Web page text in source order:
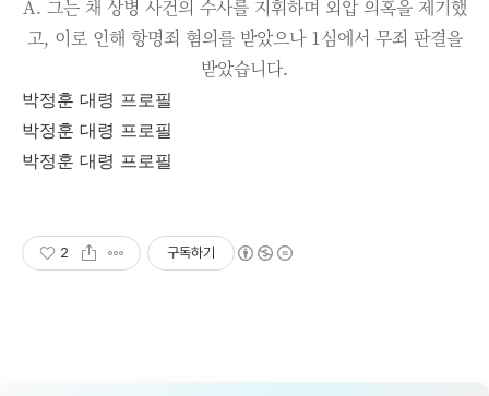
A. 그는 채 상병 사건의 수사를 지휘하며 외압 의혹을 제기했
고, 이로 인해 항명죄 혐의를 받았으나 1심에서 무죄 판결을
받았습니다.
박정훈 대령 프로필
박정훈 대령 프로필
박정훈 대령 프로필
2 구독하기